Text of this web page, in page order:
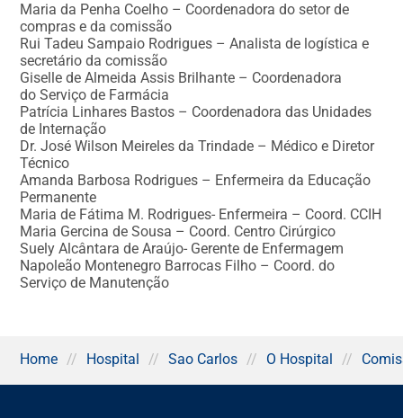
Maria da Penha Coelho – Coordenadora do setor de
compras e da comissão
Rui Tadeu Sampaio Rodrigues – Analista de logística e
secretário da comissão
Giselle de Almeida Assis Brilhante – Coordenadora
do Serviço de Farmácia
Patrícia Linhares Bastos – Coordenadora das Unidades
de Internação
Dr. José Wilson Meireles da Trindade – Médico e Diretor
Técnico
Amanda Barbosa Rodrigues – Enfermeira da Educação
Permanente
Maria de Fátima M. Rodrigues- Enfermeira – Coord. CCIH
Maria Gercina de Sousa – Coord. Centro Cirúrgico
Suely Alcântara de Araújo- Gerente de Enfermagem
Napoleão Montenegro Barrocas Filho – Coord. do
Serviço de Manutenção
Comissão Multigestora
Comissão Ética de Enfermagem
Comissão de Segurança do Paciente
Comissão de Gestão da Qualidade
Comissão de Hemoterapia
Comissão de Padronização de Materiais
Hospitalares
Comissão de Suporte Nutricional Enteral e
Parenteral
Home // Hospital // Sao Carlos // O Hospital //